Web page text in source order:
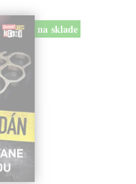
na sklade